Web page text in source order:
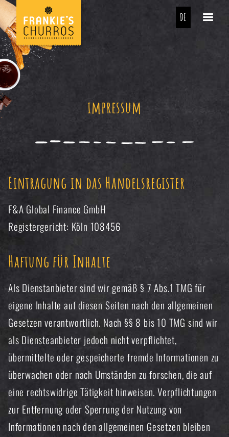
DE
impressum
Eintragung in das Handelsregister
F&A Global Finance GmbH
Registergericht: Köln 108456
Haftung für Inhalte
Als Dienstanbieter sind wir gemäß § 7 Abs.1 TMG für
eigene Inhalte auf diesen Seiten nach den allgemeinen
Gesetzen verantwortlich. Nach §§ 8 bis 10 TMG sind wir
als Diensteanbieter jedoch nicht verpflichtet,
übermittelte oder gespeicherte fremde Informationen zu
überwachen oder nach Umständen zu forschen, die auf
eine rechtswidrige Tätigkeit hinweisen. Verpflichtungen
zur Entfernung oder Sperrung der Nutzung von
Informationen nach den allgemeinen Gesetzen bleiben